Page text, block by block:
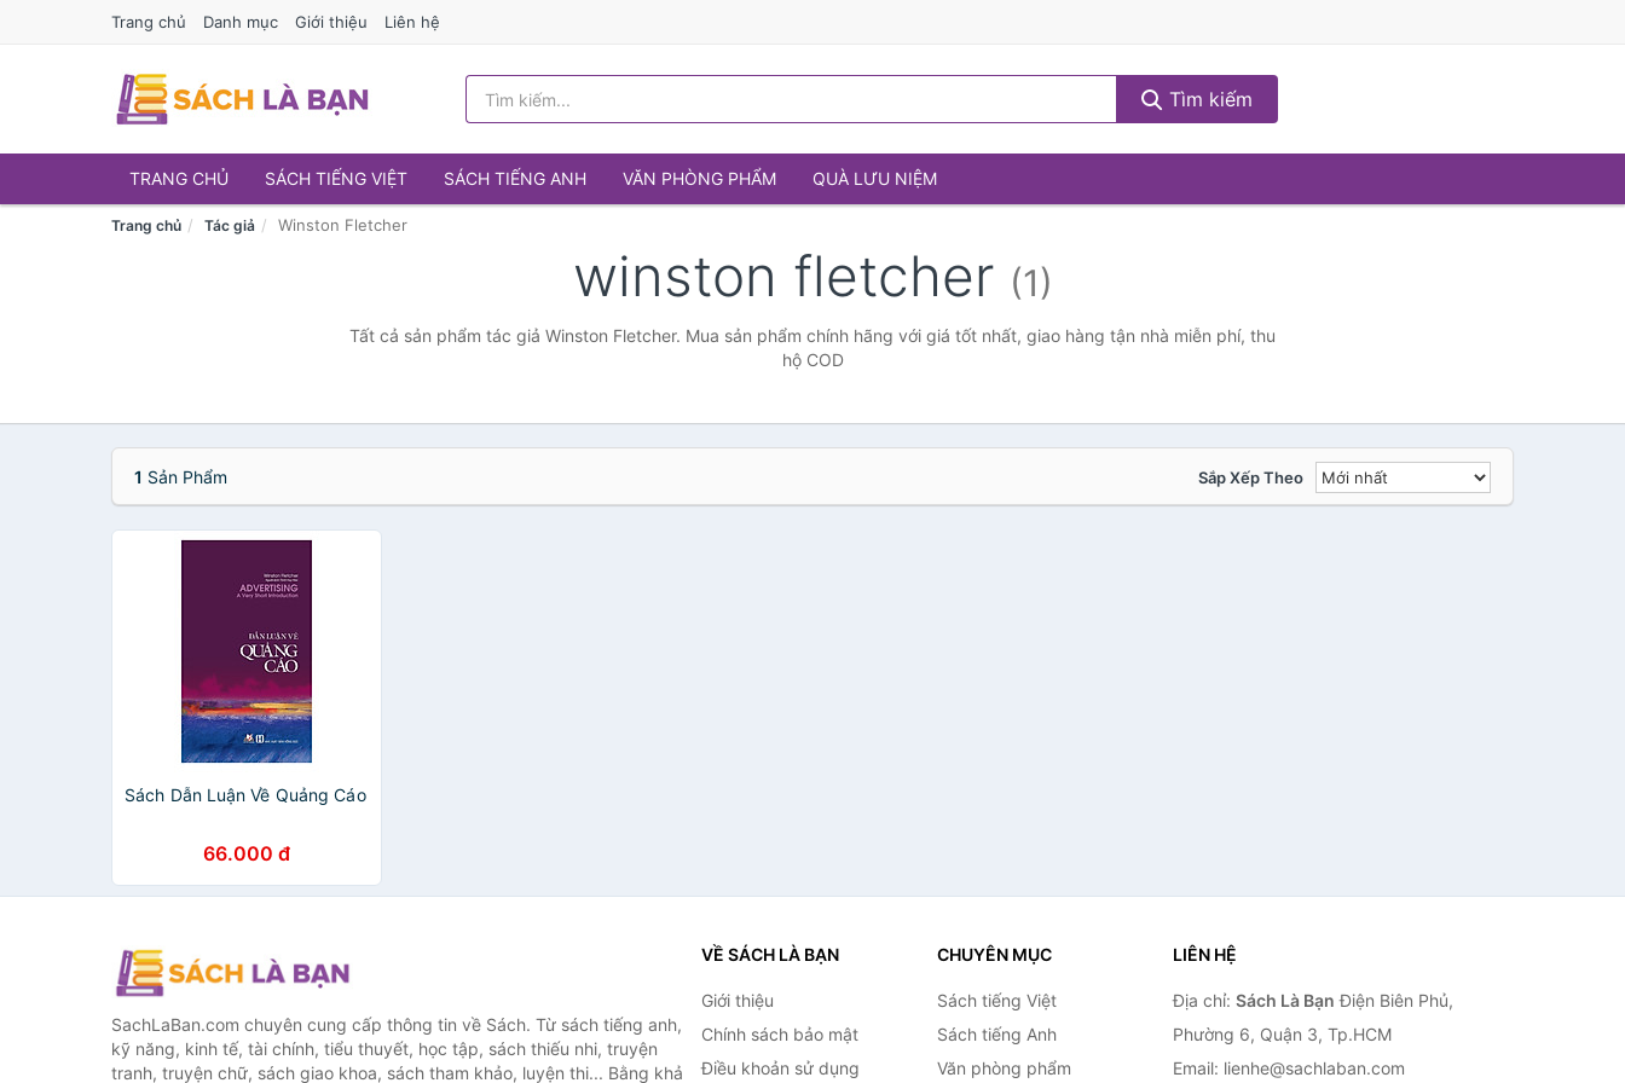
Trang chủ Danh mục Giới thiệu Liên hệ
Tìm kiếm
TRANG CHỦ SÁCH TIẾNG VIỆT SÁCH TIẾNG ANH VĂN PHÒNG PHẨM QUÀ LƯU NIỆM
Trang chủ Tác giả Winston Fletcher
winston fletcher (1)
Tất cả sản phẩm tác giả Winston Fletcher. Mua sản phẩm chính hãng với giá tốt nhất, giao hàng tận nhà miễn phí, thu
hộ COD
1 Sản Phẩm Sắp Xếp Theo
Sách Dẫn Luận Về Quảng Cáo
66.000 đ
SachLaBan.com chuyên cung cấp thông tin về Sách. Từ sách tiếng anh,
kỹ năng, kinh tế, tài chính, tiểu thuyết, học tập, sách thiếu nhi, truyện
tranh, truyện chữ, sách giao khoa, sách tham khảo, luyện thi... Bằng khả
VỀ SÁCH LÀ BẠN
Giới thiệu
Chính sách bảo mật
Điều khoản sử dụng
CHUYÊN MỤC
Sách tiếng Việt
Sách tiếng Anh
Văn phòng phẩm
LIÊN HỆ
Địa chỉ: Sách Là Bạn Điện Biên Phủ,
Phường 6, Quận 3, Tp.HCM
Email: lienhe@sachlaban.com